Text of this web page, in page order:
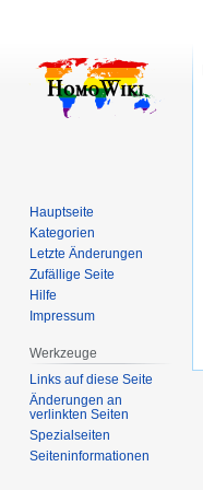
Hauptseite
Kategorien
Letzte Änderungen
Zufällige Seite
Hilfe
Impressum
Werkzeuge
Links auf diese Seite
Änderungen an
verlinkten Seiten
Spezialseiten
Seiten­­informationen